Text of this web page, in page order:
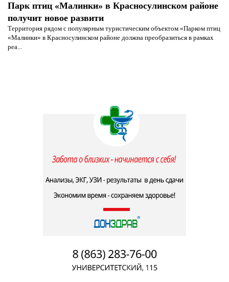
Парк птиц «Малинки» в Красносулинском районе
получит новое развити
Территория рядом с популярным туристическим объектом «Парком птиц
«Малинки» в Красносулинском районе должна преобразиться в рамках
реа...